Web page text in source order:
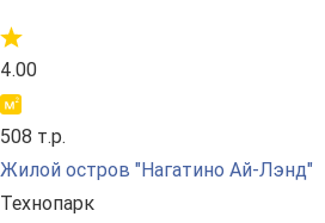
4.00
508 т.р.
Жилой остров "Нагатино Ай-Лэнд"
Технопарк